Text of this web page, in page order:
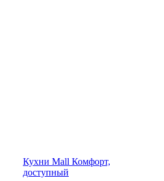
Кухни Mall Комфорт,
доступный